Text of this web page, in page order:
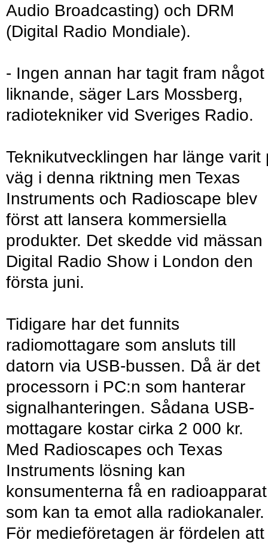
Audio Broadcasting) och DRM
(Digital Radio Mondiale).
- Ingen annan har tagit fram något
liknande, säger Lars Mossberg,
radiotekniker vid Sveriges Radio.
Teknikutvecklingen har länge varit
väg i denna riktning men Texas
Instruments och Radioscape blev
först att lansera kommersiella
produkter. Det skedde vid mässan
Digital Radio Show i London den
första juni.
Tidigare har det funnits
radiomottagare som ansluts till
datorn via USB-bussen. Då är det
processorn i PC:n som hanterar
signalhanteringen. Sådana USB-
mottagare kostar cirka 2 000 kr.
Med Radioscapes och Texas
Instruments lösning kan
konsumenterna få en radioapparat
som kan ta emot alla radiokanaler.
För medieföretagen är fördelen att